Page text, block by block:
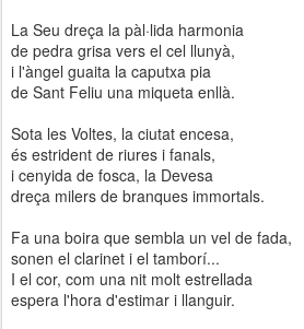
La Seu dreça la pàl·lida harmonia
de pedra grisa vers el cel llunyà,
i l'àngel guaita la caputxa pia
de Sant Feliu una miqueta enllà.
Sota les Voltes, la ciutat encesa,
és estrident de riures i fanals,
i cenyida de fosca, la Devesa
dreça milers de branques immortals.
Fa una boira que sembla un vel de fada,
sonen el clarinet i el tamborí...
I el cor, com una nit molt estrellada
espera l'hora d'estimar i llanguir.